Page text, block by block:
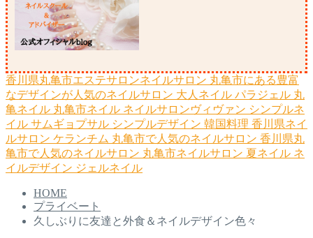
香川県丸亀市エステサロンネイルサロン 丸亀市にある豊富
なデザインが人気のネイルサロン 大人ネイル パラジェル 丸
亀ネイル 丸亀市ネイル ネイルサロンヴィヴァン シンプルネ
イル サムギョプサル シンプルデザイン 韓国料理 香川県ネイ
ルサロン ケランチム 丸亀市で人気のネイルサロン 香川県丸
亀市で人気のネイルサロン 丸亀市ネイルサロン 夏ネイル ネ
イルデザイン ジェルネイル
HOME
プライベート
久しぶりに友達と外食＆ネイルデザイン色々